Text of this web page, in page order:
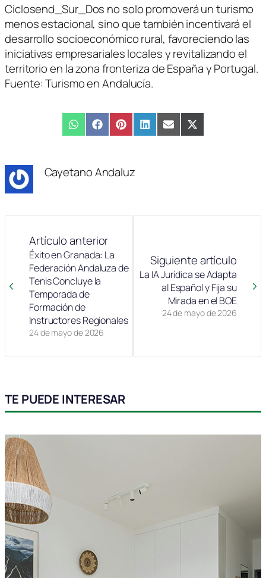
Ciclosend_Sur_Dos no solo promoverá un turismo
menos estacional, sino que también incentivará el
desarrollo socioeconómico rural, favoreciendo las
iniciativas empresariales locales y revitalizando el
territorio en la zona fronteriza de España y Portugal.
Fuente: Turismo en Andalucía.
Compartir
en
WhatsAppCompartir
en
FacebookCompartir
en
PinterestCompartir
en
LinkedInCompartir
en
EmailCompartir
en
X
(Twitter)
Cayetano Andaluz
Artículo anterior
24 de mayo de 2026
Éxito en Granada: La
Federación Andaluza de
Tenis Concluye la
Temporada de
Formación de
Instructores Regionales
Siguiente artículo
24 de mayo de 2026
La IA Jurídica se Adapta
al Español y Fija su
Mirada en el BOE
TE PUEDE INTERESAR